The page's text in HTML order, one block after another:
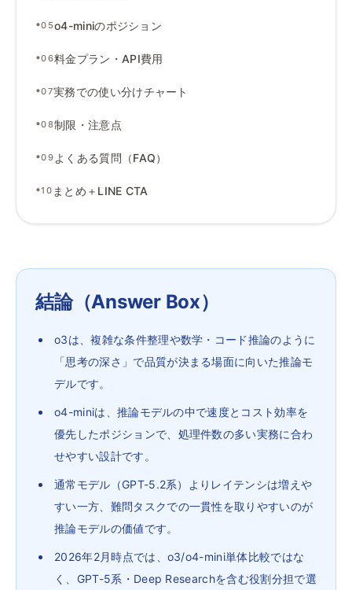
•05o4-miniのポジション
•06料金プラン ・ API費用
•07実務での使い分けチャート
•08制限 ・ 注意点
•09 よくある質問（FAQ）
•10 まとめ＋LINE CTA
結論（Answer Box）
o3は、複雑な条件整理や数学・コード推論のように
「思考の深さ」で品質が決まる場面に向いた推論モ
デルです。
o4-miniは、推論モデルの中で速度とコスト効率を
優先したポジションで、処理件数の多い実務に合わ
せやすい設計です。
通常モデル（GPT-5.2系）よりレイテンシは増えや
すい一方、難問タスクでの一貫性を取りやすいのが
推論モデルの価値です。
2026年2月時点では、o3/o4-mini単体比較ではな
く、GPT-5系・Deep Researchを含む役割分担で選